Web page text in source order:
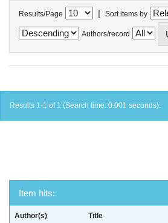
Results/Page | Sort items by
Authors/record
Results 1-1 of 1 (Search time: 0.001 seconds).
Item hits:
Author(s) Title